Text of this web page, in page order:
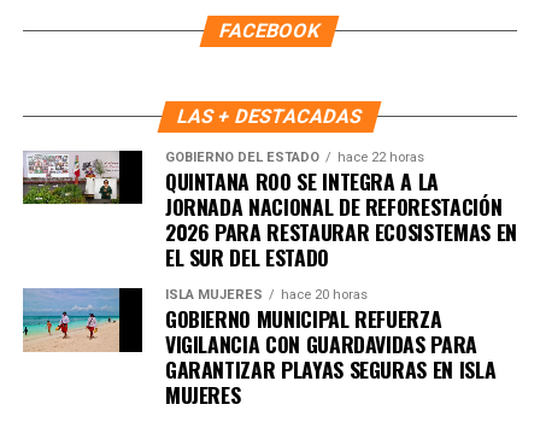
FACEBOOK
LAS + DESTACADAS
GOBIERNO DEL ESTADO hace 22 horas
QUINTANA ROO SE INTEGRA A LA
JORNADA NACIONAL DE REFORESTACIÓN
2026 PARA RESTAURAR ECOSISTEMAS EN
EL SUR DEL ESTADO
ISLA MUJERES hace 20 horas
GOBIERNO MUNICIPAL REFUERZA
VIGILANCIA CON GUARDAVIDAS PARA
GARANTIZAR PLAYAS SEGURAS EN ISLA
MUJERES